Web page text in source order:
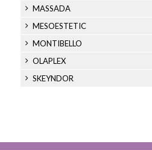
MASSADA
MESOESTETIC
MONTIBELLO
OLAPLEX
SKEYNDOR